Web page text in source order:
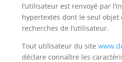
l’utilisateur est renvoyé par
hypertextes dont le seul objet
recherches de l’utilisateur.
Tout utilisateur du site
déclare connaître les